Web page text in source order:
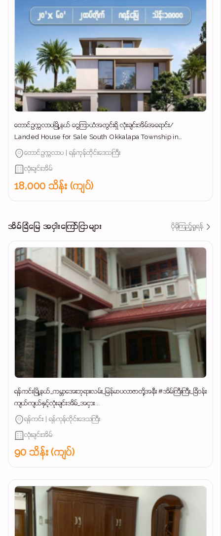
တောင်ဥက္ကလာပမြို့နယ် ​ငွေကြာယံအတွင်းရှိ လုံးချင်းအိမ်အ​ရောင်း/
Landed House for Sale South Okkalapa Township in
Yangon/
တောင်ဥက္ကလာပ | ရန်ကုန်တိုင်းဒေသကြီး
လုံးချင်းအိမ်
18,000 သိန်း (ကျပ်)
အိမ်ခြံမြေ အငှါးကြော်ငြာများ ပိုမိုကြည့်ရှုရန်
ရန်ကင်းမြို့နယ်_ကမ္ဘာအေးဘုရားလမ်း_မြန်မာပလာဇာတို့အနီး #အိမ်ကြီးကြီး_ခြံဝန်း
ကျယ်ကျယ်နှင့်လုံးချင်းအိမ်_အငှား...
ရန်ကင်း | ရန်ကုန်တိုင်းဒေသကြီး
လုံးချင်းအိမ်
90 သိန်း (ကျပ်)